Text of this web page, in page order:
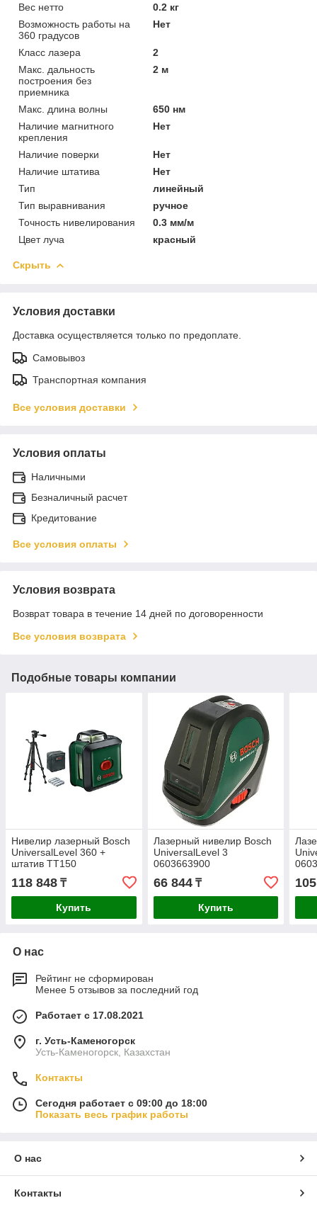
Вес нетто
0.2 кг
Возможность работы на
360 градусов
Нет
Класс лазера
2
Макс. дальность
построения без
приемника
2 м
Макс. длина волны
650 нм
Наличие магнитного
крепления
Нет
Наличие поверки
Нет
Наличие штатива
Нет
Тип
линейный
Тип выравнивания
ручное
Точность нивелирования
0.3 мм/м
Цвет луча
красный
Скрыть
Условия доставки
Доставка осуществляется только по предоплате.
Самовывоз
Транспортная компания
Все условия доставки
Условия оплаты
Наличными
Безналичный расчет
Кредитование
Все условия оплаты
Условия возврата
Возврат товара в течение 14 дней по договоренности
Все условия возврата
Подобные товары компании
Нивелир лазерный Bosch
UniversalLevel 360 +
штатив TT150
0603663E03
118 848 ₸
Купить
Лазерный нивелир Bosch
UniversalLevel 3
0603663900
66 844₸
Купить
О нас
Рейтинг не сформирован
Менее 5 отзывов за последний год
Работает с 17.08.2021
г. Усть-Каменогорск
Усть-Каменогорск, Казахстан
Контакты
Сегодня работает с 09:00 до 18:00
Показать весь график работы
О нас
Контакты